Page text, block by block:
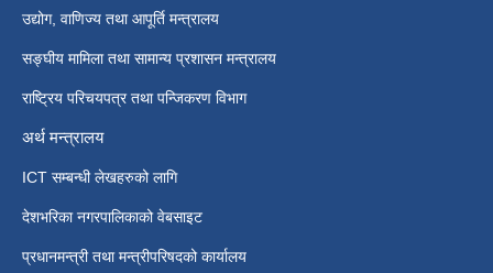
उद्योग, वाणिज्य तथा आपूर्ति मन्त्रालय
सङ्घीय मामिला तथा सामान्य प्रशासन मन्त्रालय
राष्ट्रिय परिचयपत्र तथा पन्जिकरण विभाग
अर्थ मन्त्रालय
ICT सम्बन्धी लेखहरुको लागि
देशभरिका नगरपालिकाको वेबसाइट
प्रधानमन्त्री तथा मन्त्रीपरिषदको कार्यालय